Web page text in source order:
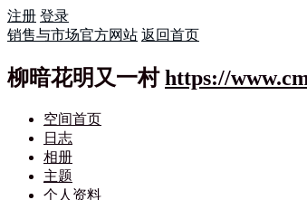
注册 登录
销售与市场官方网站 返回首页
柳暗花明又一村 https://
空间首页
日志
相册
主题
个人资料